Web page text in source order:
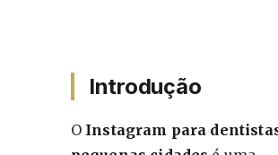
Introdução
O Instagram para